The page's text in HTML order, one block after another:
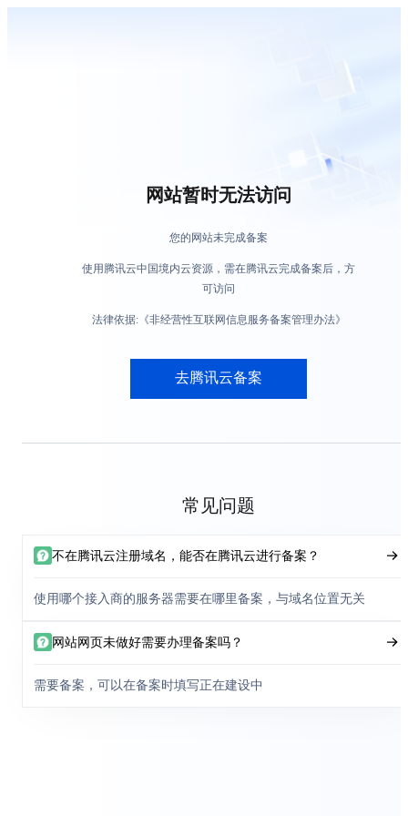
网站暂时无法访问
您的网站未完成备案
使用腾讯云中国境内云资源，需在腾讯云完成备案后，方
可访问
法律依据:《非经营性互联网信息服务备案管理办法》
去腾讯云备案
常见问题
不在腾讯云注册域名，能否在腾讯云进行备案？
使用哪个接入商的服务器需要在哪里备案，与域名位置无关
网站网页未做好需要办理备案吗？
需要备案，可以在备案时填写正在建设中